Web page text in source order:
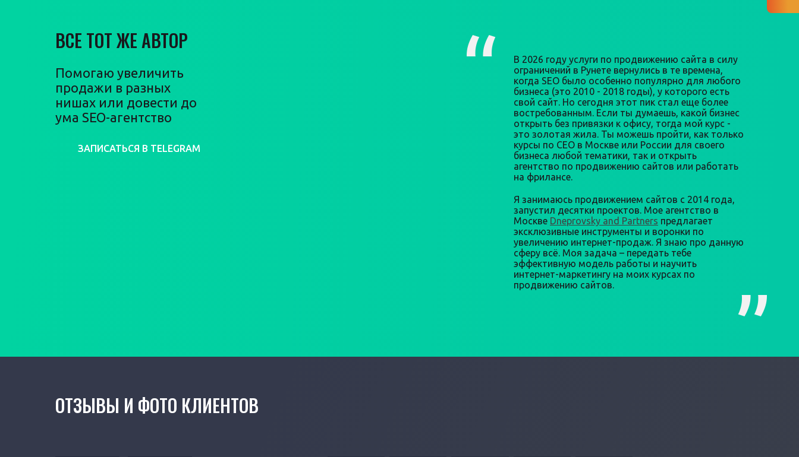
ВСЕ ТОТ ЖЕ АВТОР
Помогаю увеличить
продажи в разных
нишах или довести до
ума SEO-агентство
ЗАПИСАТЬСЯ В TELEGRAM
В 2026 году услуги по продвижению сайта в силу
ограничений в Рунете вернулись в те времена,
когда SEO было особенно популярно для любого
бизнеса (это 2010 - 2018 годы), у которого есть
свой сайт. Но сегодня этот пик стал еще более
востребованным. Если ты думаешь, какой бизнес
открыть без привязки к офису, тогда мой курс -
это золотая жила. Ты можешь пройти, как только
курсы по СЕО в Москве или России для своего
бизнеса любой тематики, так и открыть
агентство по продвижению сайтов или работать
на фрилансе.
Я занимаюсь продвижением сайтов с 2014 года,
запустил десятки проектов. Мое агентство в
Москве Dneprovsky and Partners предлагает
эксклюзивные инструменты и воронки по
увеличению интернет-продаж. Я знаю про данную
сферу всё. Моя задача – передать тебе
эффективную модель работы и научить
интернет-маркетингу на моих курсах по
продвижению сайтов.
ОТЗЫВЫ И ФОТО КЛИЕНТОВ